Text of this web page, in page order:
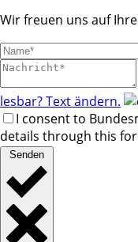
Wir freuen uns auf
lesbar? Text ändern.
I consent to
details through this
Senden